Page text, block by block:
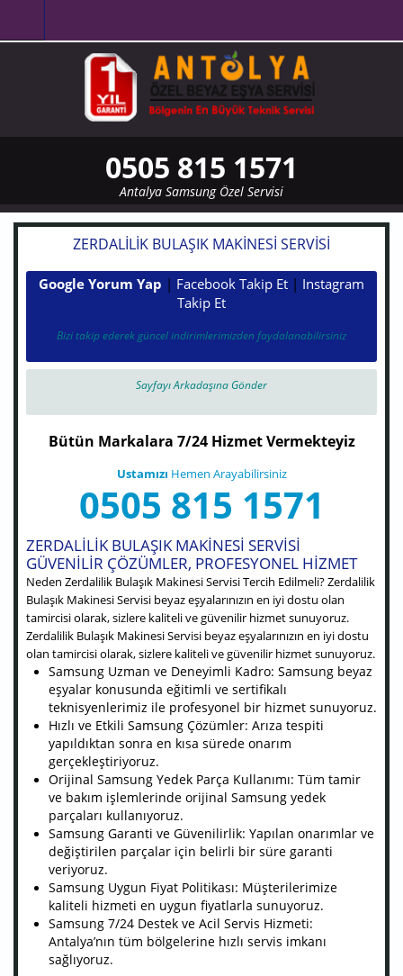
0505 815 1571
Antalya Samsung Özel Servisi
ZERDALILIK BULAŞIK MAKINESI SERVISI
Google Yorum Yap | Facebook Takip Et | Instagram
Takip Et
Bizi takip ederek güncel indirimlerimizden faydalanabilirsiniz
Sayfayı Arkadaşına Gönder
Bütün Markalara 7/24 Hizmet Vermekteyiz
Ustamızı Hemen Arayabilirsiniz
0505 815 1571
ZERDALILIK BULAŞIK MAKINESI SERVISI
GÜVENILIR ÇÖZÜMLER, PROFESYONEL HIZMET
Neden Zerdalilik Bulaşık Makinesi Servisi Tercih Edilmeli? Zerdalilik
Bulaşık Makinesi Servisi beyaz eşyalarınızın en iyi dostu olan
tamircisi olarak, sizlere kaliteli ve güvenilir hizmet sunuyoruz.
Zerdalilik Bulaşık Makinesi Servisi beyaz eşyalarınızın en iyi dostu
olan tamircisi olarak, sizlere kaliteli ve güvenilir hizmet sunuyoruz.
Samsung Uzman ve Deneyimli Kadro: Samsung beyaz
eşyalar konusunda eğitimli ve sertifikalı
teknisyenlerimiz ile profesyonel bir hizmet sunuyoruz.
Hızlı ve Etkili Samsung Çözümler: Arıza tespiti
yapıldıktan sonra en kısa sürede onarım
gerçekleştiriyoruz.
Orijinal Samsung Yedek Parça Kullanımı: Tüm tamir
ve bakım işlemlerinde orijinal Samsung yedek
parçaları kullanıyoruz.
Samsung Garanti ve Güvenilirlik: Yapılan onarımlar ve
değiştirilen parçalar için belirli bir süre garanti
veriyoruz.
Samsung Uygun Fiyat Politikası: Müşterilerimize
kaliteli hizmeti en uygun fiyatlarla sunuyoruz.
Samsung 7/24 Destek ve Acil Servis Hizmeti:
Antalya’nın tüm bölgelerine hızlı servis imkanı
sağlıyoruz.